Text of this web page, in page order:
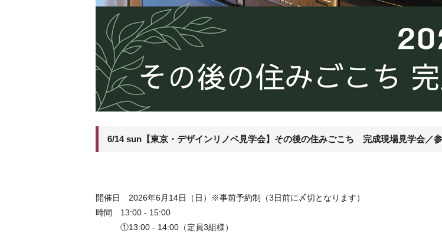
6/14 sun【東京・デザインリノベ見学会】その後の住みごこち 完成現場見学会／
開催日 2026年6月14日（日）※事前予約制（3日前に〆切となります）
時間 13:00 - 15:00
①13:00 - 14:00（定員3組様）